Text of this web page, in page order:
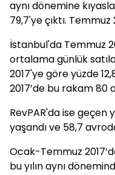
aynı dönemine
79,7'ye çıktı.
İstanbul'da Temmuz
ortalama günlük
2017'ye göre yüzde
2017’de bu rakam
RevPAR'da ise geçen
yaşandı ve 58,7
Ocak-Temmuz
bu yılın aynı